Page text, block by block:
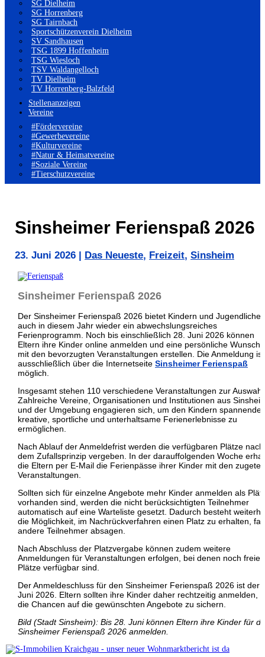
SG Dielheim
SG Horrenberg
SG Tairnbach
Sportschützenverein Dielheim
SV Sandhausen
TSG 1899 Hoffenheim
TSG Wiesloch
TSV Waldangelloch
TV Dielheim
TV Horrenberg-Balzfeld
Stellenanzeigen
Vereine
#Fördervereine
#Gewerbevereine
#Kulturvereine
#Natur & Heimatvereine
#Soziale Vereine
#Tierschutzvereine
Sinsheimer Ferienspaß 2026
23. Juni 2026 Das Neueste, Freizeit, Sinsheim
Sinsheimer Ferienspaß 2026
Der Sinsheimer Ferienspaß 2026 bietet Kindern und Jugendlichen
auch in diesem Jahr wieder ein abwechslungsreiches
Ferienprogramm. Noch bis einschließlich 28. Juni 2026 können
Eltern ihre Kinder online anmelden und eine persönliche
mit den bevorzugten Veranstaltungen erstellen. Die Anmeldung ist
ausschließlich über die Internetseite Sinsheimer Ferienspaß
möglich.
Insgesamt stehen 110 verschiedene Veranstaltungen zur
Zahlreiche Vereine, Organisationen und Institutionen aus
und der Umgebung engagieren sich, um den Kindern spannende,
kreative, sportliche und unterhaltsame Ferienerlebnisse zu
ermöglichen.
Nach Ablauf der Anmeldefrist werden die verfügbaren Plätze nach
dem Zufallsprinzip vergeben. In der darauffolgenden Woche
die Eltern per E-Mail die Ferienpässe ihrer Kinder mit den
Veranstaltungen.
Sollten sich für einzelne Angebote mehr Kinder anmelden als
vorhanden sind, werden die nicht berücksichtigten Teilnehmer
automatisch auf eine Warteliste gesetzt. Dadurch besteht
die Möglichkeit, im Nachrückverfahren einen Platz zu erhalten,
andere Teilnehmer absagen.
Nach Abschluss der Platzvergabe können zudem weitere
Anmeldungen für Veranstaltungen erfolgen, bei denen noch freie
Plätze verfügbar sind.
Der Anmeldeschluss für den Sinsheimer Ferienspaß 2026 ist der
Juni 2026. Eltern sollten ihre Kinder daher rechtzeitig anmelden,
die Chancen auf die gewünschten Angebote zu sichern.
Bild (Stadt Sinsheim): Bis 28. Juni können Eltern ihre Kinder für
Sinsheimer Ferienspaß 2026 anmelden.